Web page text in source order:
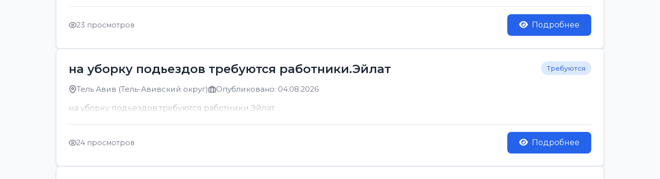
23 просмотров Подробнее
на уборку подьездов требуются работники.Эйлат Требуются
Тель Авив (Тель-Авивский округ) Опубликовано: 04.08.2026
на уборку подьездов требуются работники.Эйлат
24 просмотров Подробнее